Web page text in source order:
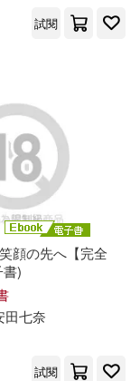
試閱
顔の先へ【完全
)
田七奈
試閱